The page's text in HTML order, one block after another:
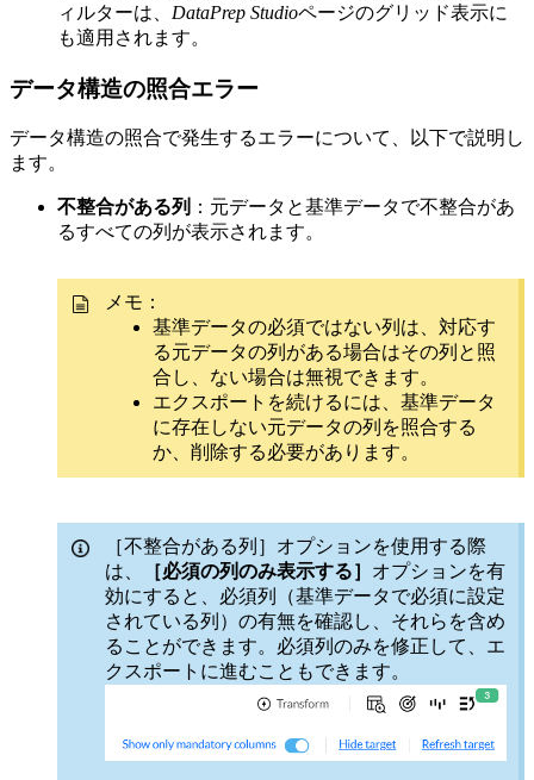
ィルターは、 DataPrep Studioページのグリッド表示に
も適用されます。
データ構造の照合エラー
データ構造の照合で発生するエラーについて、以下で説明し
ます。
不整合がある列 ：元データと基準データで不整合があ
るすべての列が表示されます。
メモ：
基準データの必須ではない列は、対応す
る元データの列がある場合はその列と照
合し、ない場合は無視できます。
エクスポートを続けるには、基準データ
に存在しない元データの列を照合する
か、削除する必要があります。
［不整合がある列］オプションを使用する際
は、
［必須の列のみ表示する］ オプションを有
効にすると、必須列（基準データで必須に設定
されている列）の有無を確認し、それらを含め
ることができます。必須列のみを修正して、エ
クスポートに進むこともできます。